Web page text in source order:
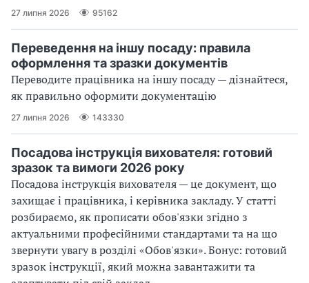
27 липня 2026 95162
Переведення на іншу посаду: правила
оформлення та зразки документів
Переводите працівника на іншу посаду — дізнайтеся,
як правильно оформити документацію
27 липня 2026 143330
Посадова інструкція вихователя: готовий
зразок та вимоги 2026 року
Посадова інструкція вихователя — це документ, що
захищає і працівника, і керівника закладу. У статті
розбираємо, як прописати обов'язки згідно з
актуальними професійними стандартами та на що
звернути увагу в розділі «Обов'язки». Бонус: готовий
зразок інструкції, який можна завантажити та